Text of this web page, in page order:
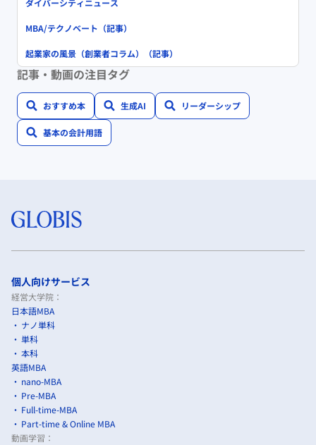
ダイバーシティニュース
MBA/テクノベート（記事）
起業家の風景（創業者コラム）（記事）
記事・動画の注目タグ
おすすめ本 生成AI リーダーシップ
基本の会計用語
個人向けサービス
経営大学院：
日本語MBA
ナノ単科
単科
本科
英語MBA
nano-MBA
Pre-MBA
Full-time-MBA
Part-time & Online MBA
動画学習：